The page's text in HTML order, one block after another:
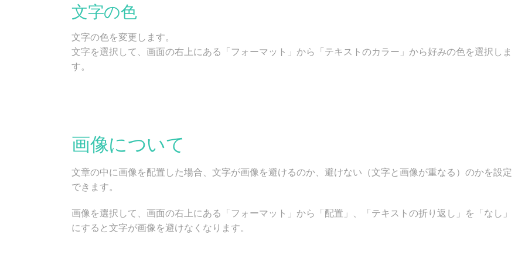
文字の色
文字の色を変更します。
文字を選択して、画面の右上にある「フォーマット」から「テキストのカラー」から好みの色を選択しま
す。
画像について
文章の中に画像を配置した場合、文字が画像を避けるのか、避けない（文字と画像が重なる）のかを設定
できます。
画像を選択して、画面の右上にある「フォーマット」から「配置」、「テキストの折り返し」を「なし」
にすると文字が画像を避けなくなります。